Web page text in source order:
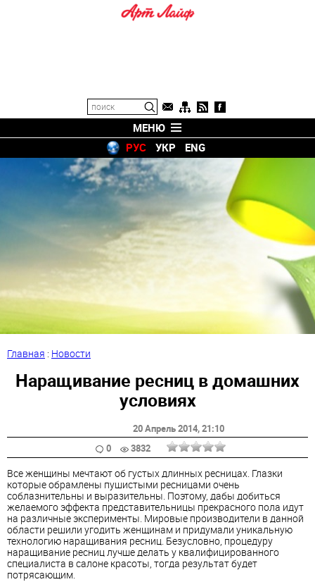
МЕНЮ
РУС
УКР ENG
Главная : Новости
Наращивание ресниц в домашних
условиях
20 Апрель 2014, 21:10
0
3832
Все женщины мечтают об густых длинных ресницах. Глазки
которые обрамлены пушистыми ресницами очень
соблазнительны и выразительны. Поэтому, дабы добиться
желаемого эффекта представительницы прекрасного пола идут
на различные эксперименты. Мировые производители в данной
области решили угодить женщинам и придумали уникальную
технологию наращивания ресниц. Безусловно, процедуру
наращивание ресниц лучше делать у квалифицированного
специалиста в салоне красоты, тогда результат будет
потрясающим.